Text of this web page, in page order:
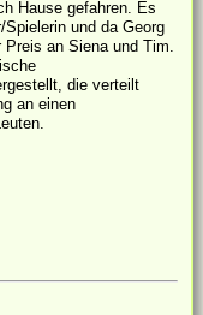
Hause gefahren. Es
und da Georg
an Siena und Tim.
die verteilt
an einen